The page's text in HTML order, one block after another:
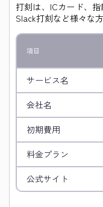
打刻は、ICカード、指
Slack打刻など様々な
項目
サービス名
会社名
初期費用
料金プラン
公式サイト